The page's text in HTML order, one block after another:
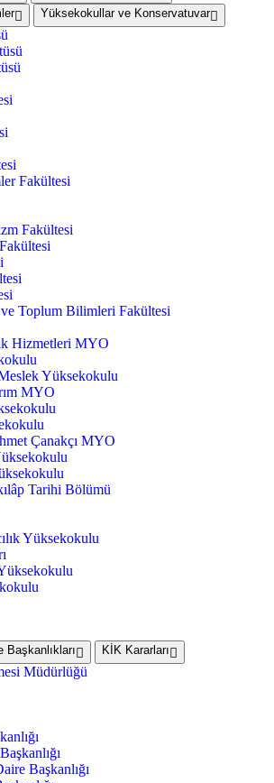
Yüksekokullar ve Konservatuvar
Fakültesi
Fakültesi
Toplum Bilimleri Fakültesi
Hizmetleri MYO
Yüksekokulu
MYO
Çanakçı MYO
Tarihi Bölümü
Yüksekokulu
Başkanlıkları KİK Kararları
Müdürlüğü
Başkanlığı